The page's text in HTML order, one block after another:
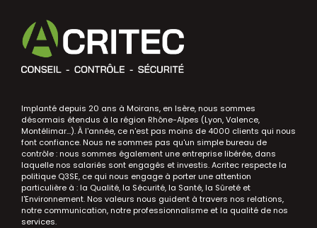
Implanté depuis 20 ans à Moirans, en Isère, nous sommes
désormais étendus à la région Rhône-Alpes (Lyon, Valence,
Montélimar...). À l'année, ce n'est pas moins de 4000 clients qui nous
font confiance. Nous ne sommes pas qu'un simple bureau de
contrôle : nous sommes également une entreprise libérée, dans
laquelle nos salariés sont engagés et investis. Acritec respecte la
politique Q3SE, ce qui nous engage à porter une attention
particulière à : la Qualité, la Sécurité, la Santé, la Sûreté et
l'Environnement. Nos valeurs nous guident à travers nos relations,
notre communication, notre professionnalisme et la qualité de nos
services.